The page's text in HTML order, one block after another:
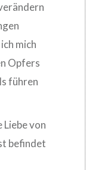
mich
Opfers
führen
Liebe von
befindet